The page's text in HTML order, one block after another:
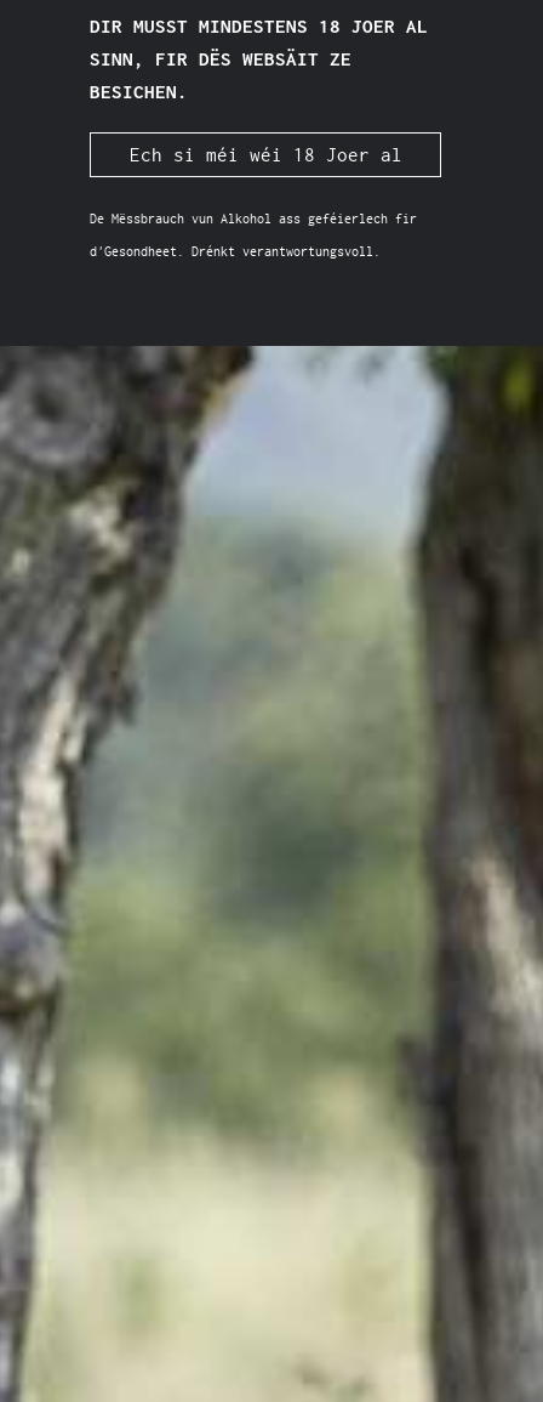
DIR MUSST MINDESTENS 18 JOER AL
SINN, FIR DËS WEBSÄIT ZE
BESICHEN.
Ech si méi wéi 18 Joer al
De Mëssbrauch vun Alkohol ass geféierlech fir
d'Gesondheet. Drénkt verantwortungsvoll.